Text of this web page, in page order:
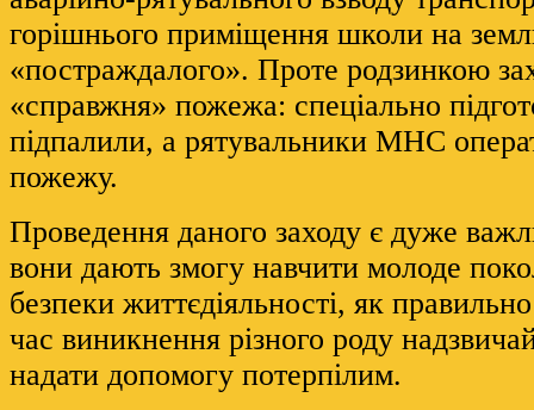
горішнього приміщення школи на
«постраждалого». Проте родзинкою
«справжня» пожежа: спеціально
підпалили, а рятувальники МНС
пожежу.
Проведення даного заходу є дуже
вони дають змогу навчити молоде
безпеки життєдіяльності, як
час виникнення різного роду
надати допомогу потерпілим.